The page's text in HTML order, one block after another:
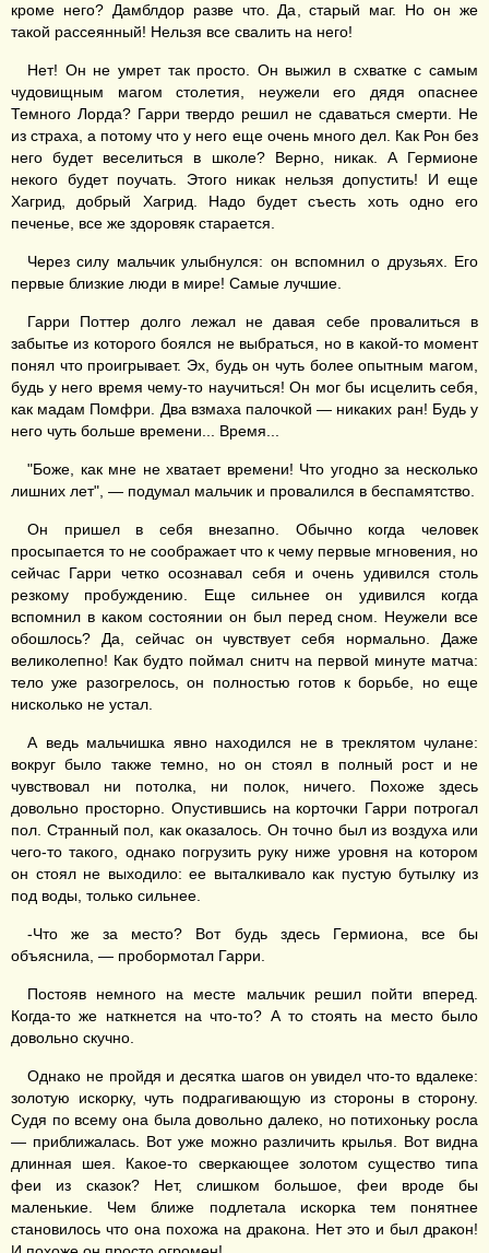
кроме него? Дамблдор разве что. Да, старый маг. Но он же
такой рассеянный! Нельзя все свалить на него!
Нет! Он не умрет так просто. Он выжил в схватке с самым
чудовищным магом столетия, неужели его дядя опаснее
Темного Лорда? Гарри твердо решил не сдаваться смерти. Не
из страха, а потому что у него еще очень много дел. Как Рон без
него будет веселиться в школе? Верно, никак. А Гермионе
некого будет поучать. Этого никак нельзя допустить! И еще
Хагрид, добрый Хагрид. Надо будет съесть хоть одно его
печенье, все же здоровяк старается.
Через силу мальчик улыбнулся: он вспомнил о друзьях. Его
первые близкие люди в мире! Самые лучшие.
Гарри Поттер долго лежал не давая себе провалиться в
забытье из которого боялся не выбраться, но в какой-то момент
понял что проигрывает. Эх, будь он чуть более опытным магом,
будь у него время чему-то научиться! Он мог бы исцелить себя,
как мадам Помфри. Два взмаха палочкой — никаких ран! Будь у
него чуть больше времени... Время...
"Боже, как мне не хватает времени! Что угодно за несколько
лишних лет", — подумал мальчик и провалился в беспамятство.
Он пришел в себя внезапно. Обычно когда человек
просыпается то не соображает что к чему первые мгновения, но
сейчас Гарри четко осознавал себя и очень удивился столь
резкому пробуждению. Еще сильнее он удивился когда
вспомнил в каком состоянии он был перед сном. Неужели все
обошлось? Да, сейчас он чувствует себя нормально. Даже
великолепно! Как будто поймал снитч на первой минуте матча:
тело уже разогрелось, он полностью готов к борьбе, но еще
нисколько не устал.
А ведь мальчишка явно находился не в треклятом чулане:
вокруг было также темно, но он стоял в полный рост и не
чувствовал ни потолка, ни полок, ничего. Похоже здесь
довольно просторно. Опустившись на корточки Гарри потрогал
пол. Странный пол, как оказалось. Он точно был из воздуха или
чего-то такого, однако погрузить руку ниже уровня на котором
он стоял не выходило: ее выталкивало как пустую бутылку из
под воды, только сильнее.
-Что же за место? Вот будь здесь Гермиона, все бы
объяснила, — пробормотал Гарри.
Постояв немного на месте мальчик решил пойти вперед.
Когда-то же наткнется на что-то? А то стоять на место было
довольно скучно.
Однако не пройдя и десятка шагов он увидел что-то вдалеке:
золотую искорку, чуть подрагивающую из стороны в сторону.
Судя по всему она была довольно далеко, но потихоньку росла
— приближалась. Вот уже можно различить крылья. Вот видна
длинная шея. Какое-то сверкающее золотом существо типа
феи из сказок? Нет, слишком большое, феи вроде бы
маленькие. Чем ближе подлетала искорка тем понятнее
становилось что она похожа на дракона. Нет это и был дракон!